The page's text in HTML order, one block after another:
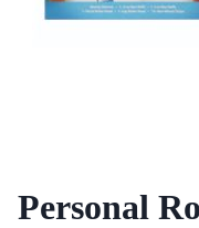
Personal